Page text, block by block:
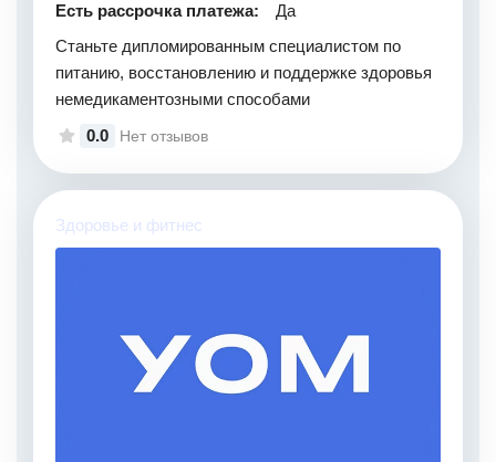
Есть рассрочка платежа:
Да
Станьте дипломированным специалистом по
питанию, восстановлению и поддержке здоровья
немедикаментозными способами
0.0
Нет отзывов
Здоровье и фитнес